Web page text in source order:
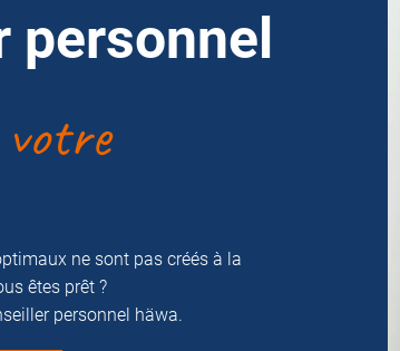
ne sont pas créés à la
êtes prêt ?
personnel häwa.